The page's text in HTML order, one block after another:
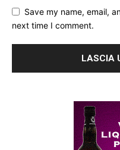
Save my name, email,
next time I comment.